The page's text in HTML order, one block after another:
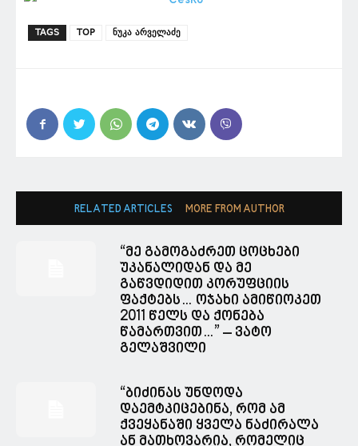
TAGS TOP ნუკა არველაძე
RELATED ARTICLES MORE FROM AUTHOR
“მე გამოგაძრეთ ცოცხები
უკანალიდან და მე
გაწვდიდით კორუფციის
ფაქტებს… ოჯახი ამიწიოკეთ
2011 წელს და ქონება
წამართვით…” – ვატო
გელაშვილი
“ბიძინას უნდოდა
დაემტკიცებინა, რომ ამ
ქვეყანაში ყველა ნაძირალა
ან მათხოვარია, რომელიც